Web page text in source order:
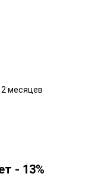
месяцев
- 13%